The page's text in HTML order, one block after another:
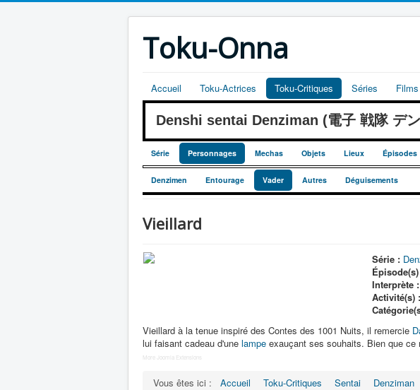
Toku-Onna
Accueil Toku-Actrices Toku-Critiques Séries Films
Denshi sentai Denziman (電子 戦隊 デ
Série Personnages Mechas Objets Lieux Épisodes
Denzimen Entourage Vader Autres Déguisements
Vieillard
Série :
Interprète :
Activité(s) :
Vieillard à la tenue inspiré des Contes des 1001 Nuits, il remercie
lui faisant cadeau d'une lampe exauçant ses souhaits. Bien que
More Joomla Extensions
Vous êtes ici : Accueil Toku-Critiques Sentai Denziman